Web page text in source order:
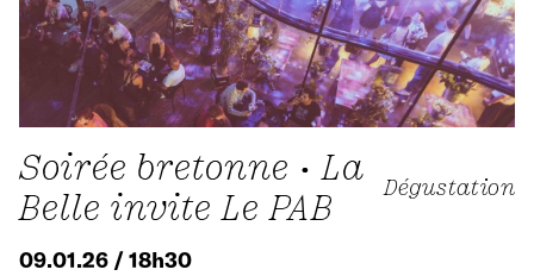
Soirée bretonne • La
Belle invite Le PAB
Dégustation
09.01.26 / 18h30